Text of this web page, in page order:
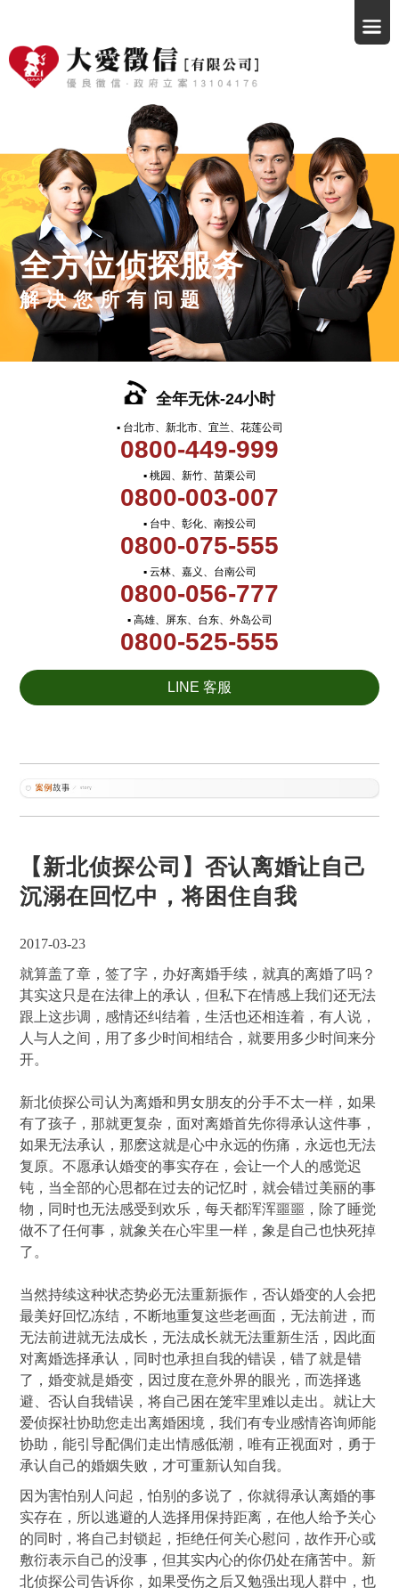
全方位侦探服务
解决您所有问题
全年无休-24小时
▪ 台北市、新北市、宜兰、花莲公司
0800-449-999
▪ 桃园、新竹、苗栗公司
0800-003-007
▪ 台中、彰化、南投公司
0800-075-555
▪ 云林、嘉义、台南公司
0800-056-777
▪ 高雄、屏东、台东、外岛公司
0800-525-555
LINE 客服
【新北侦探公司】否认离婚让自己
沉溺在回忆中，将困住自我
2017-03-23
就算盖了章，签了字，办好离婚手续，就真的离婚了吗？
其实这只是在法律上的承认，但私下在情感上我们还无法
跟上这步调，感情还纠结着，生活也还相连着，有人说，
人与人之间，用了多少时间相结合，就要用多少时间来分
开。
新北侦探公司认为离婚和男女朋友的分手不太一样，如果
有了孩子，那就更复杂，面对离婚首先你得承认这件事，
如果无法承认，那麽这就是心中永远的伤痛，永远也无法
复原。不愿承认婚变的事实存在，会让一个人的感觉迟
钝，当全部的心思都在过去的记忆时，就会错过美丽的事
物，同时也无法感受到欢乐，每天都浑浑噩噩，除了睡觉
做不了任何事，就象关在心牢里一样，象是自己也快死掉
了。
当然持续这种状态势必无法重新振作，否认婚变的人会把
最美好回忆冻结，不断地重复这些老画面，无法前进，而
无法前进就无法成长，无法成长就无法重新生活，因此面
对离婚选择承认，同时也承担自我的错误，错了就是错
了，婚变就是婚变，因过度在意外界的眼光，而选择逃
避、否认自我错误，将自己困在笼牢里难以走出。就让大
爱侦探社协助您走出离婚困境，我们有专业感情咨询师能
协助，能引导配偶们走出情感低潮，唯有正视面对，勇于
承认自己的婚姻失败，才可重新认知自我。
因为害怕别人问起，怕别的多说了，你就得承认离婚的事
实存在，所以逃避的人选择用保持距离，在他人给予关心
的同时，将自己封锁起，拒绝任何关心慰问，故作开心或
敷衍表示自己的没事，但其实内心的你仍处在痛苦中。新
北侦探公司告诉你，如果受伤之后又勉强出现人群中，也